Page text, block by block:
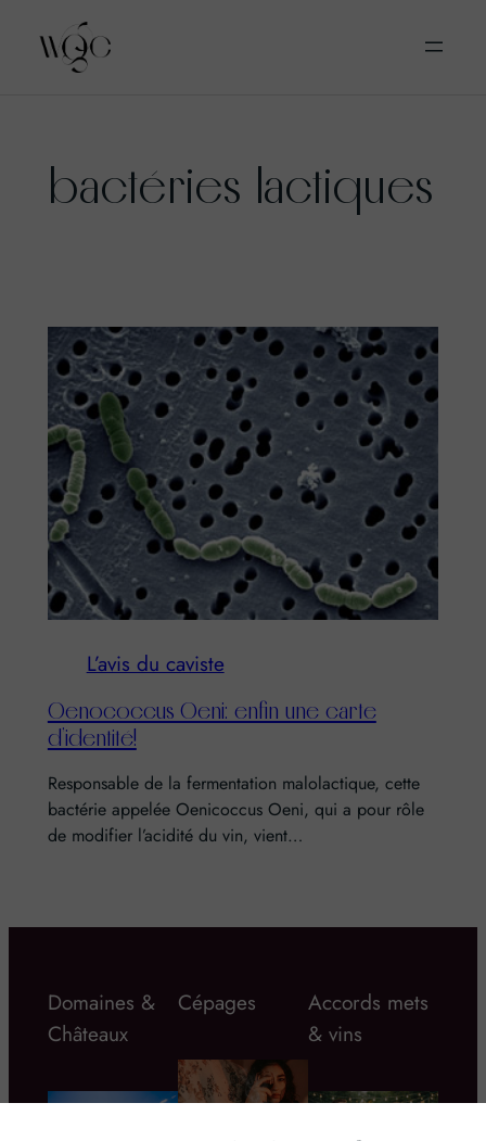
contenubactéries lactiques
L’avis du caviste
Oenococcus Oeni: enfin une carte
d’identité!
Responsable de la fermentation malolactique, cette
bactérie appelée Oenicoccus Oeni, qui a pour rôle
de modifier l’acidité du vin, vient…
Domaines &
Châteaux
Cépages
Accords mets
& vins